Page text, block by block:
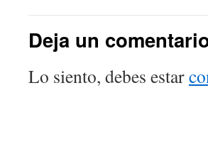
Deja un
Lo siento, debes estar